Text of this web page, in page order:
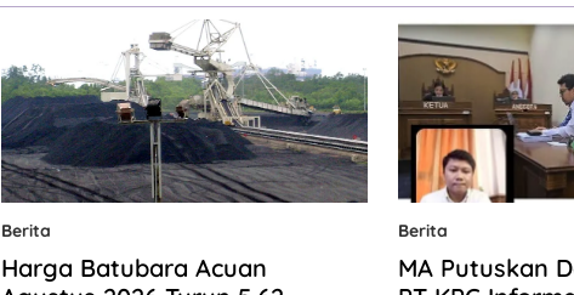
Berita
Harga Batubara Acuan
Berita
MA Putuskan